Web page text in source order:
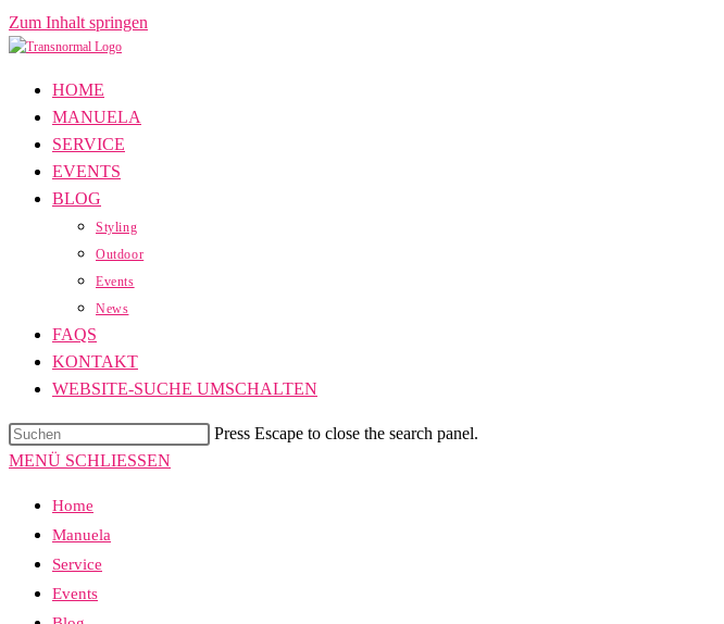
Zum Inhalt springen
HOME
MANUELA
SERVICE
EVENTS
BLOG
Styling
Outdoor
Events
News
FAQS
KONTAKT
WEBSITE-SUCHE UMSCHALTEN
Press Escape to close the search panel.
MENÜ SCHLIESSEN
Home
Manuela
Service
Events